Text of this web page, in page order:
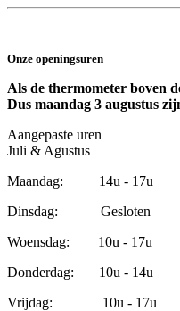
Onze openingsuren
Als de thermometer boven
Dus maandag 3 augustus
Aangepaste uren
Juli & Agustus
Maandag: 14u - 17u
Dinsdag: Gesloten
Woensdag: 10u - 17u
Donderdag: 10u - 14u
Vrijdag: 10u - 17u